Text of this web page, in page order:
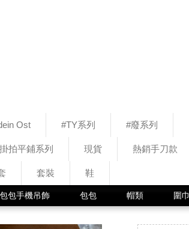
Ost #TY系列 #廢系列
拍平鋪系列 現貨 熱銷手刀款
套裝 鞋
包包手機吊飾 包包 帽類 圍巾